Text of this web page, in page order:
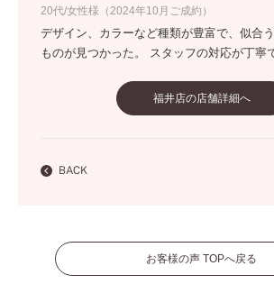
20代/女性様（2024年10月ご成約）
デザイン、カラーなど種類が豊富で、似合
ものが見つかった。 スタッフの対応が丁寧
福井店の店舗詳細へ
BACK
お客様の声 TOPへ戻る